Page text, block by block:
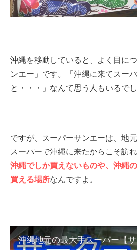
沖縄を移動していると、よく目に
ンエー」です。「沖縄に来てスー
と・・・」なんて思う人もいるでし
ですが、スーパーサンエーは、地
スーパーで沖縄に来たからこそ訪
沖縄でしか買えないものや、沖縄
買える場所なんですよ。